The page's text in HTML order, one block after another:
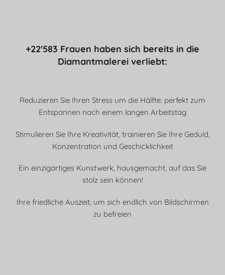
+22'583 Frauen haben sich bereits in die
Diamantmalerei verliebt:
Reduzieren Sie Ihren Stress um die Hälfte: perfekt zum
Entspannen nach einem langen Arbeitstag
Stimulieren Sie Ihre Kreativität, trainieren Sie Ihre Geduld,
Konzentration und Geschicklichkeit
Ein einzigartiges Kunstwerk, hausgemacht, auf das Sie
stolz sein können!
Ihre friedliche Auszeit, um sich endlich von Bildschirmen
zu befreien